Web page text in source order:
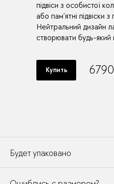
підвіси з особистої
або пам’ятні підвіски
Нейтральний дизайн
створювати будь-який
Купить
Будет упаковано